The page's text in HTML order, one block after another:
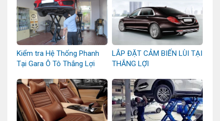
Kiểm tra Hệ Thống Phanh
Tại Gara Ô Tô Thắng Lợi
LẮP ĐẶT CẢM BIẾN LÙI TẠI
THẮNG LỢI